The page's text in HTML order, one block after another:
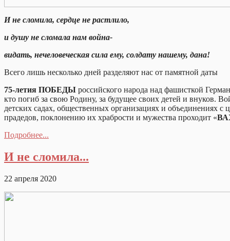
И не сломила, сердце не растлило,
и душу не сломала нам война-
видать, нечеловеческая сила ему, солдату нашему, дана!
Всего лишь несколько дней разделяют нас от памятной даты
75-летия ПОБЕДЫ российского народа над фашисткой
кто погиб за свою Родину, за будущее своих детей и внуков.
детских садах, общественных организациях и объединениях с
прадедов, поклонению их храбрости и мужества проходит «
Подробнее...
И не сломила...
22 апреля 2020